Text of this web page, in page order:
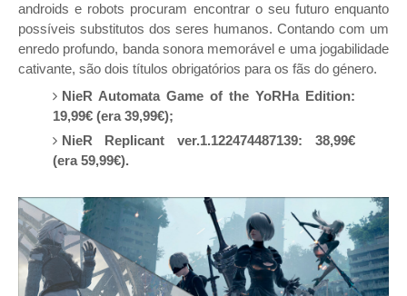
androids e robots procuram encontrar o seu futuro enquanto
possíveis substitutos dos seres humanos. Contando com um
enredo profundo, banda sonora memorável e uma jogabilidade
cativante, são dois títulos obrigatórios para os fãs do género.
NieR Automata Game of the YoRHa Edition:
19,99€ (era 39,99€);
NieR Replicant ver.1.122474487139: 38,99€
(era 59,99€).